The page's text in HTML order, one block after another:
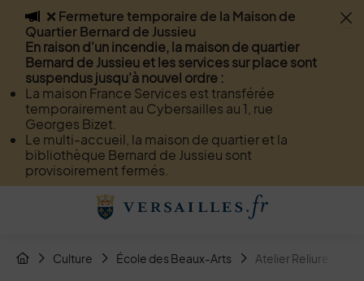
Flash info
❌ Fermeture temporaire de la Maison de
Quartier Bernard de Jussieu
En raison d'un incendie, la maison de quartier
Bernard de Jussieu et les services sur place sont
suspendus jusqu'à nouvel ordre :
La maison France Services est transférée
temporairement au Cybersailles au 1, rue
Georges Bizet.
Le multi-accueil, la maison de quartier et la
bibliothèque Bernard de Jussieu sont
provisoirement fermés.
Menu de raccourcis
Menu
Recherche
Page de contact
Contenu
Retour à l'accueil
Fil d'Arianne de la page
Page d'accueil du site
Culture École des Beaux-Arts Atelier Reliure